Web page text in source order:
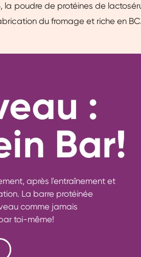
la poudre de protéines de
du fromage et riche en
:
Bar!
après l'entraînement et
La barre protéinée
comme jamais
toi-même!